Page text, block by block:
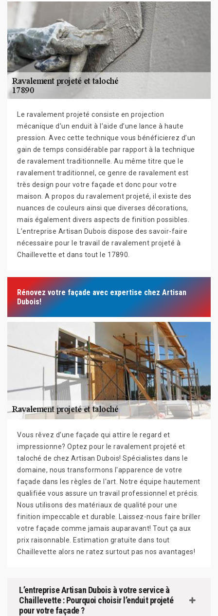
Le ravalement projeté consiste en projection
mécanique d’un enduit à l’aide d’une lance à haute
pression. Avec cette technique vous bénéficierez d’un
gain de temps considérable par rapport à la technique
de ravalement traditionnelle. Au même titre que le
ravalement traditionnel, ce genre de ravalement est
très design pour votre façade et donc pour votre
maison. A propos du ravalement projeté, il existe des
nuances de couleurs ainsi que diverses décorations,
mais également divers aspects de finition possibles.
L’entreprise Artisan Dubois dispose des savoir-faire
nécessaire pour le travail de ravalement projeté à
Chaillevette et dans tout le 17890.
Rénovez votre façade avec expertise chez Artisan
Dubois!
Vous rêvez d'une façade qui attire le regard et
impressionne? Optez pour le ravalement projeté et
taloché de chez Artisan Dubois! Spécialistes dans le
domaine, nous transformons l'apparence de votre
façade dans les règles de l'art. Notre équipe hautement
qualifiée vous assure un travail professionnel et précis.
Nous utilisons des matériaux de qualité pour une
finition impeccable et durable. Laissez-nous faire briller
votre façade comme jamais auparavant! Tout ça aux
prix raisonnable. Estimation gratuite dans tout
Chaillevette alors ne ratez surtout pas nos avantages!
L’entreprise Artisan Dubois à votre service à
Chaillevette : Pourquoi choisir l’enduit projeté
pour votre façade ?